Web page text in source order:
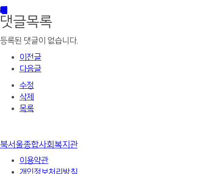
댓글목록
등록된 댓글이 없습니다.
이전글
다음글
수정
삭제
목록
북서울종합사회복지관
이용약관
개인정보처리방침